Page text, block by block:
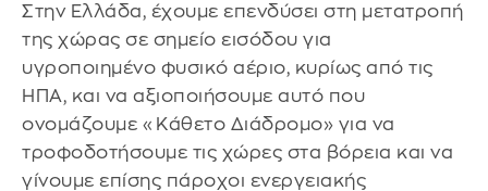
Στην Ελλάδα, έχουμε επενδύσει στη μετατροπή
της χώρας σε σημείο εισόδου για
υγροποιημένο φυσικό αέριο, κυρίως από τις
ΗΠΑ, και να αξιοποιήσουμε αυτό που
ονομάζουμε «Κάθετο Διάδρομο» για να
τροφοδοτήσουμε τις χώρες στα βόρεια και να
γίνουμε επίσης πάροχοι ενεργειακής